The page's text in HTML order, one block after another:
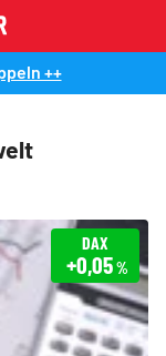
++
DAX
+0,05%